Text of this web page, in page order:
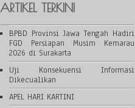
ARTIKEL TERKINI
BPBD Provinsi Jawa Tengah Hadiri
FGD Persiapan Musim Kemarau
2026 di Surakarta
Uji Konsekuensi Informasi
Dikecualikan
APEL HARI KARTINI